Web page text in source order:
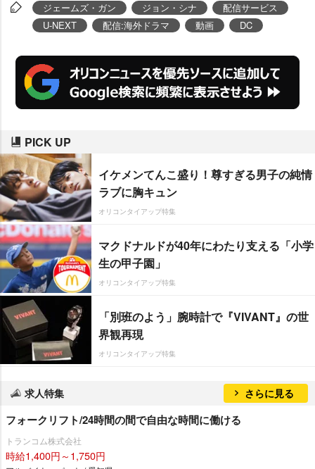
ジェームズ・ガン ジョン・シナ
配信サービス
U-NEXT
配信:海外ドラマ 動画 DC
PICK UP
イケメンてんこ盛り！尊すぎる男子の純情
ラブに胸キュン
オリコンタイアップ特集
マクドナルドが40年にわたり支える「小学
生の甲子園」
オリコンタイアップ特集
「別班のよう」腕時計で『VIVANT』の世
界観再現
オリコンタイアップ特集
求人特集 さらに見る
フォークリフト/24時間の間で自由な時間に働ける
トランコム株式会社
時給1,400円～1,750円